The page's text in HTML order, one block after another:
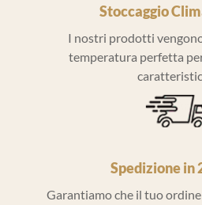
Stoccaggio
I nostri prodotti
temperatura perfetta
Spedizione in
Garantiamo che il tuo